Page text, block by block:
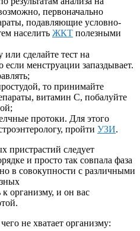
первоначально
подавляющие условно-
населить ЖКТ полезными
или сделайте тест на
менструации запаздывает.
то принимайте
витамин С, побалуйте
протоки. Для этого
пройти УЗИ.
пристрастий следует
и просто так совпала фаза
в совокупности с различными
организму, и он вас
не хватает организму: